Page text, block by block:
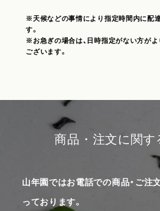
※天候などの事情により指定時間内に配
す。
※お急ぎの場合は、日時指定がない方が
ございます。
商品・注文に関す
山年園ではお電話での商品・ご注
っております。